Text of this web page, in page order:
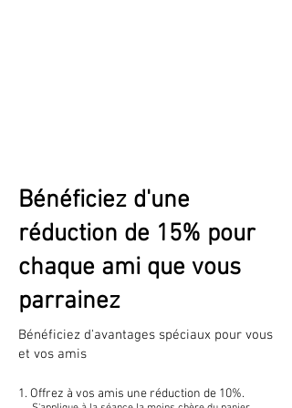
Bénéficiez d'une
réduction de 15% pour
chaque ami que vous
parrainez
Bénéficiez d'avantages spéciaux pour vous
et vos amis
Offrez à vos amis une réduction de 10%.